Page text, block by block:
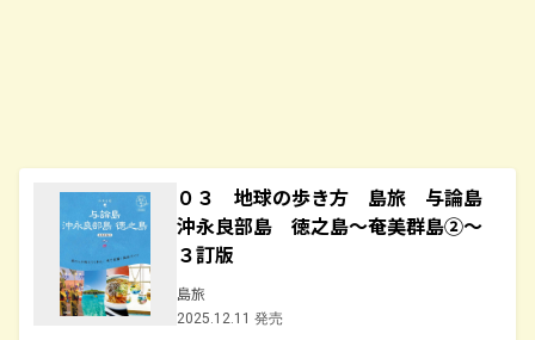
０３ 地球の歩き方 島旅 与論島
沖永良部島 徳之島～奄美群島②～
３訂版
島旅
2025.12.11 発売